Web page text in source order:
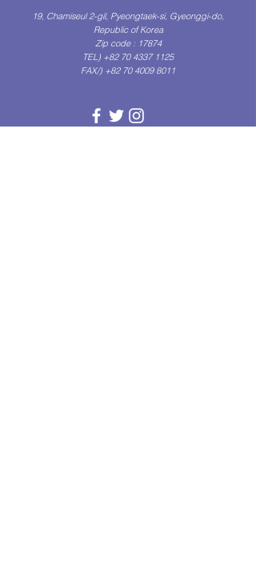
19, Chamiseul 2-gil, Pyeongtaek-si, Gyeonggi-do,
Republic of Korea
Zip code : 17874
TEL) +82 70 4337 1125
FAX/) +82 70 4009 8011